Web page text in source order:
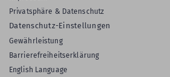
Privatsphäre & Datenschutz
Datenschutz-Einstellungen
Gewährleistung
Barrierefreiheitserklärung
English Language